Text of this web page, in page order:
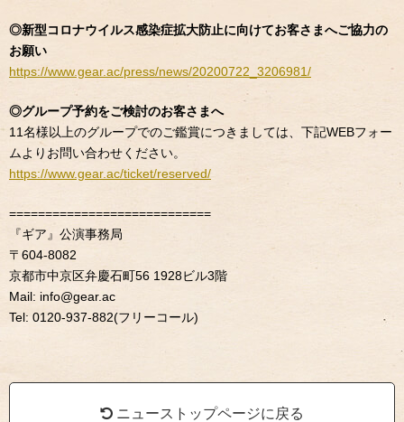
◎新型コロナウイルス感染症拡大防止に向けてお客さまへご協力の
お願い
https://www.gear.ac/press/news/20200722_3206981/
◎グループ予約をご検討のお客さまへ
11名様以上のグループでのご鑑賞につきましては、下記WEBフォー
ムよりお問い合わせください。
https://www.gear.ac/ticket/reserved/
============================
『ギア』公演事務局
〒604-8082
京都市中京区弁慶石町56 1928ビル3階
Mail: info@gear.ac
Tel: 0120-937-882(フリーコール)
ニューストップページに戻る